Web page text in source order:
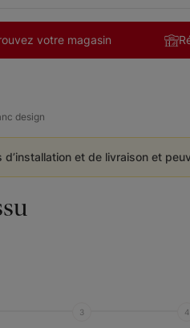
votre magasin
design
et de livraison et
3 4